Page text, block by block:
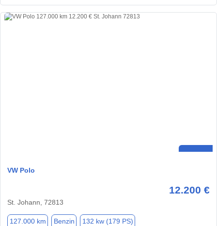
VW Polo
12.200 €
St. Johann, 72813
127.000 km Benzin 132 kw (179 PS)